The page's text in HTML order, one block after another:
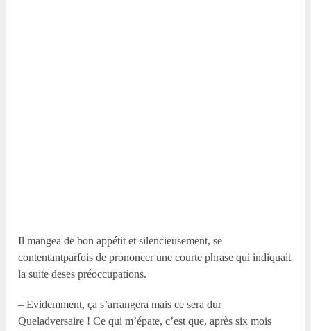
Il mangea de bon appétit et silencieusement, se
contentantparfois de prononcer une courte phrase qui indiquait
la suite deses préoccupations.
– Evidemment, ça s’arrangera mais ce sera dur
Queladversaire ! Ce qui m’épate, c’est que, après six mois